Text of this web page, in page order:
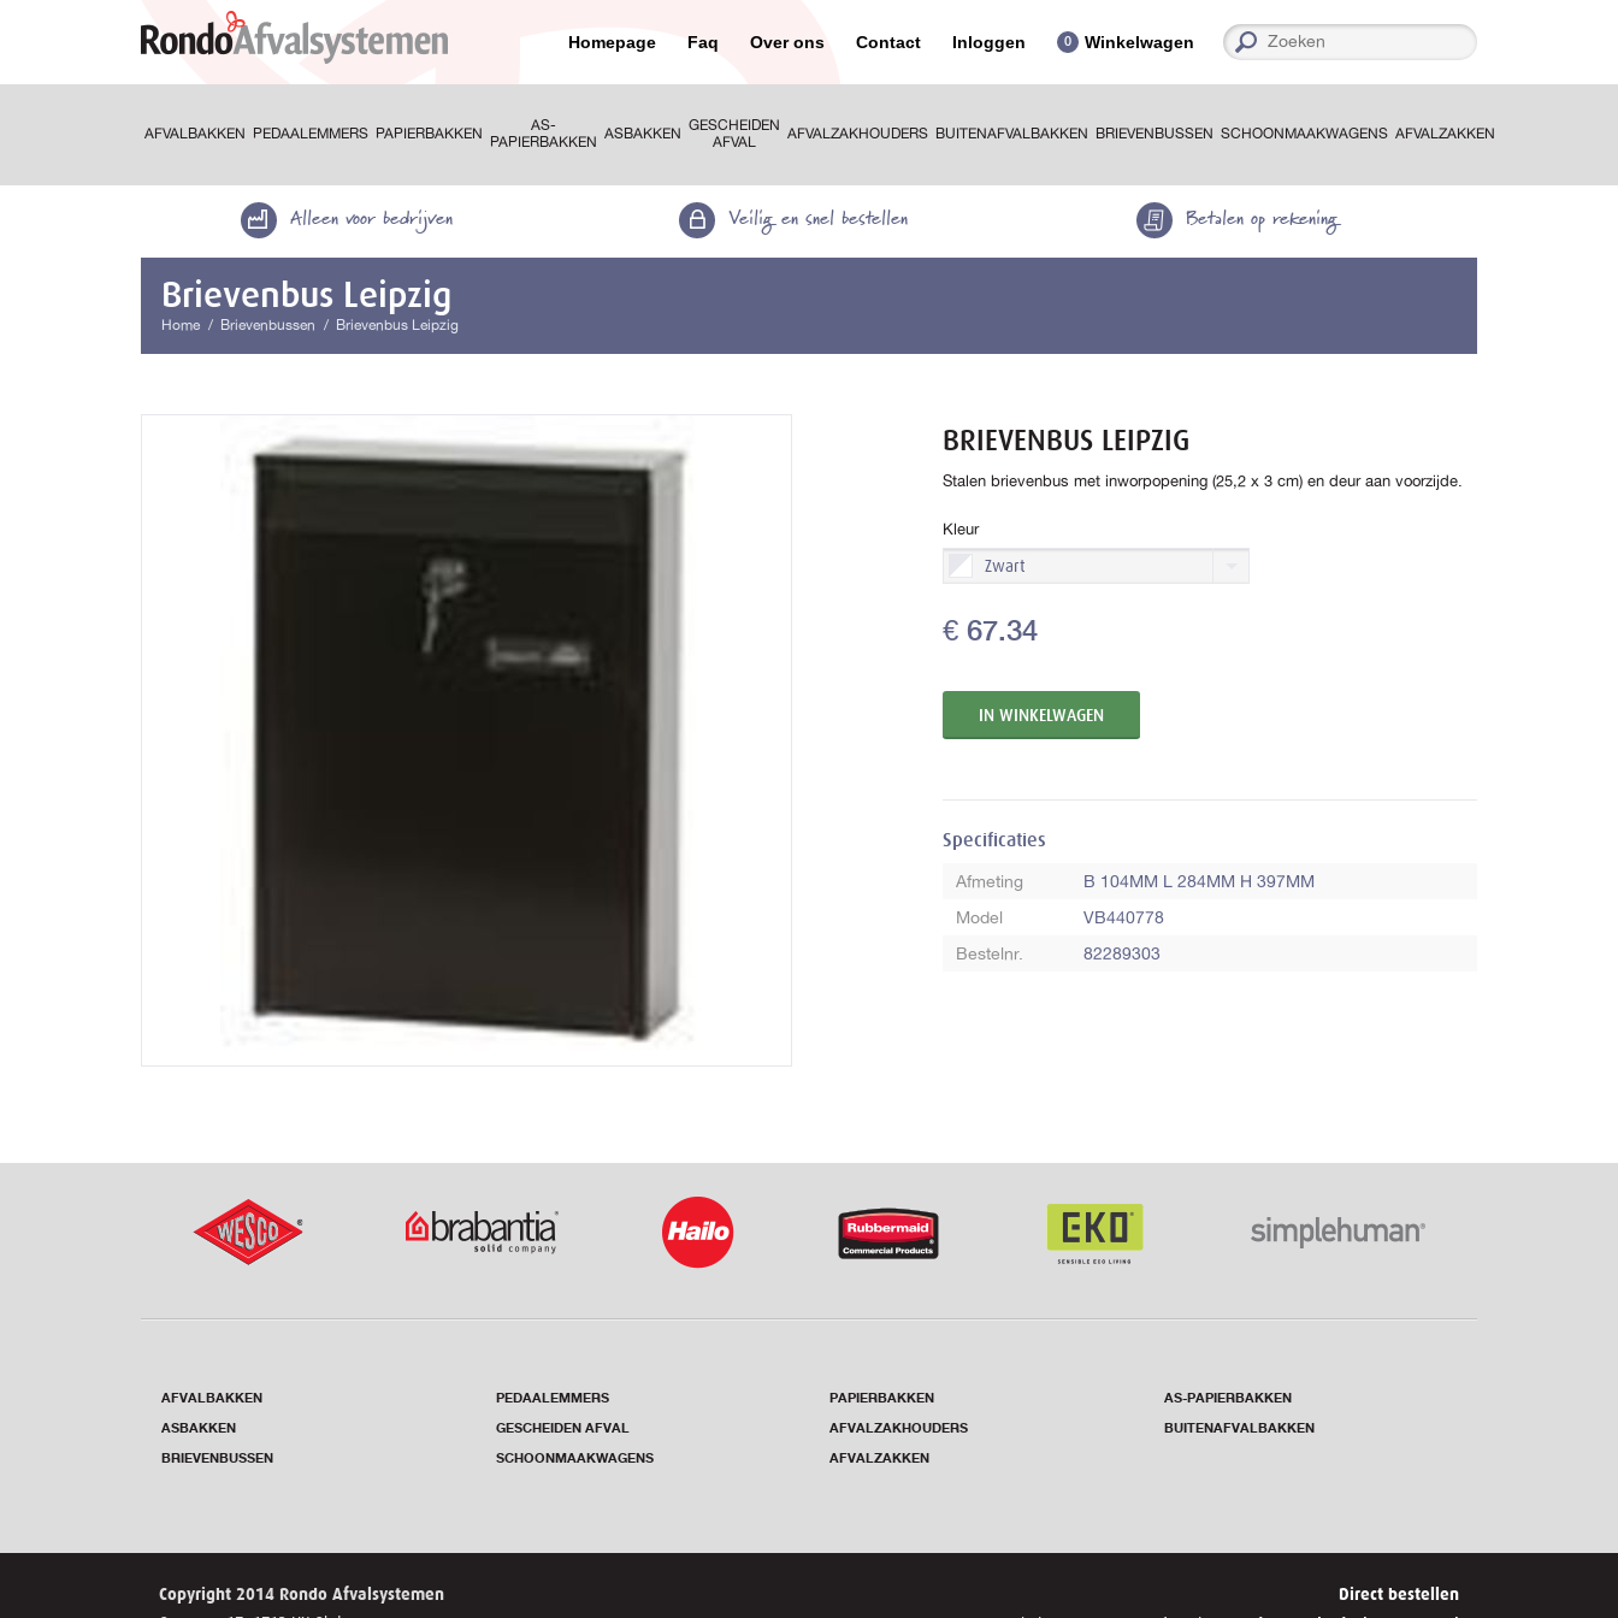
Homepage Faq Over ons Contact Inloggen 0 Winkelwagen
AFVALBAKKEN PEDAALEMMERS PAPIERBAKKEN
AS-
PAPIERBAKKEN ASBAKKEN GESCHEIDEN
AFVAL
AFVALZAKHOUDERS BUITENAFVALBAKKEN BRIEVENBUSSEN SCHOONMAAKWAGENS AFVALZAKKEN
Alleen voor bedrijven Veilig en snel bestellen Betalen op rekening
Brievenbus Leipzig
Home Brievenbussen Brievenbus Leipzig
BRIEVENBUS LEIPZIG
Stalen brievenbus met inworpopening (25,2 x 3 cm) en deur aan voorzijde.
Kleur
Zwart
€ 67.34
Specificaties
Afmeting
B 104MM L 284MM H 397MM
Model
VB440778
Bestelnr.
82289303
AFVALBAKKEN PEDAALEMMERS PAPIERBAKKEN AS-PAPIERBAKKEN
ASBAKKEN GESCHEIDEN AFVAL AFVALZAKHOUDERS BUITENAFVALBAKKEN
BRIEVENBUSSEN SCHOONMAAKWAGENS AFVALZAKKEN
Direct bestellen
Copyright 2014 Rondo Afvalsystemen